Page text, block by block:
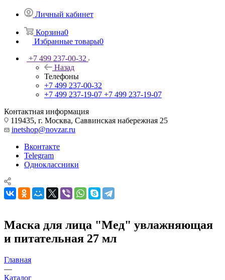
Личный кабинет
Корзина0
Избранные товары0
+7 499 237-00-32
Назад
Телефоны
+7 499 237-00-32
+7 499 237-19-07 +7 499 237-19-07
Контактная информация
119435, г. Москва, Саввинская набережная 25
inetshop@novzar.ru
Вконтакте
Telegram
Одноклассники
Маска для лица "Мед" увлажняющая
и питательная 27 мл
Главная
—
Каталог